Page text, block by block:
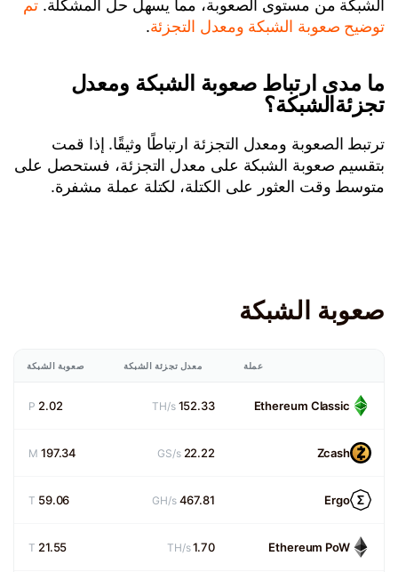
الشبكة من مستوى الصعوبة، مما يسهل حل المشكلة.تم
توضيح صعوبة الشبكة ومعدل التجزئة.
ما مدى ارتباط صعوبة الشبكة ومعدل
تجزئةالشبكة؟
ترتبط الصعوبة ومعدل التجزئة ارتباطًا وثيقًا. إذا قمت
بتقسيم صعوبة الشبكة على معدل التجزئة، فستحصل على
متوسط وقت العثور على الكتلة، لكتلة عملة مشفرة.
صعوبة الشبكة
عملة معدل تجزئة الشبكة صعوبة الشبكة
Ethereum Classic
152.33
TH/s
2.02
P
Zcash
22.22
GS/s
197.34
M
Ergo
467.81
GH/s
59.06
T
Ethereum PoW
1.70
TH/s
21.55
T